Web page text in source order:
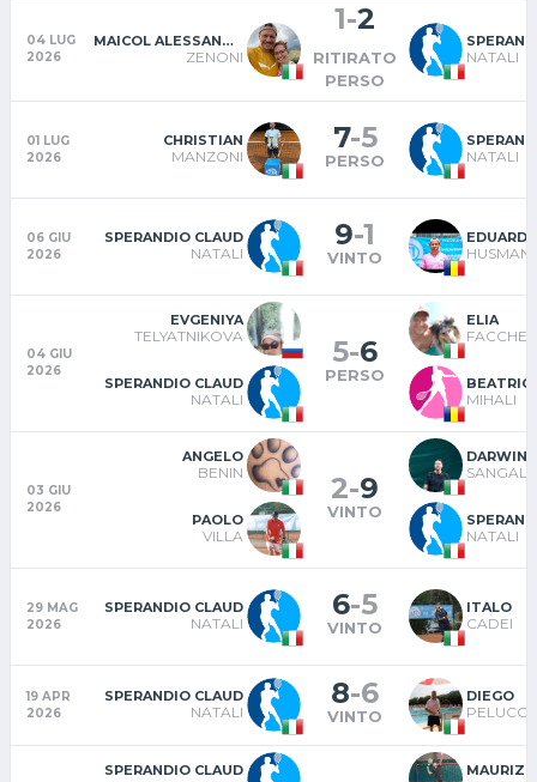
04 LUG
2026
MAICOL ALESSANDRO
ZENONI
1-2
RITIRATO
PERSO
NATALI
01 LUG
2026
CHRISTIAN
MANZONI
7-5
PERSO NATALI
06 GIU
2026
SPERANDIO CLAUD
NATALI
9-1
VINTO HUSMAN
04 GIU
2026
EVGENIYA
TELYATNIKOVA
SPERANDIO CLAUD
NATALI
5-6
PERSO
ELIA
MIHALI
03 GIU
2026
ANGELO
BENIN
PAOLO
VILLA
2-9
VINTO
DARWIN
NATALI
29 MAG
2026
SPERANDIO CLAUD
NATALI
6-5
VINTO
ITALO
CADEI
19 APR
2026
SPERANDIO CLAUD
NATALI
8-6
VINTO
DIEGO
SPERANDIO CLAUD